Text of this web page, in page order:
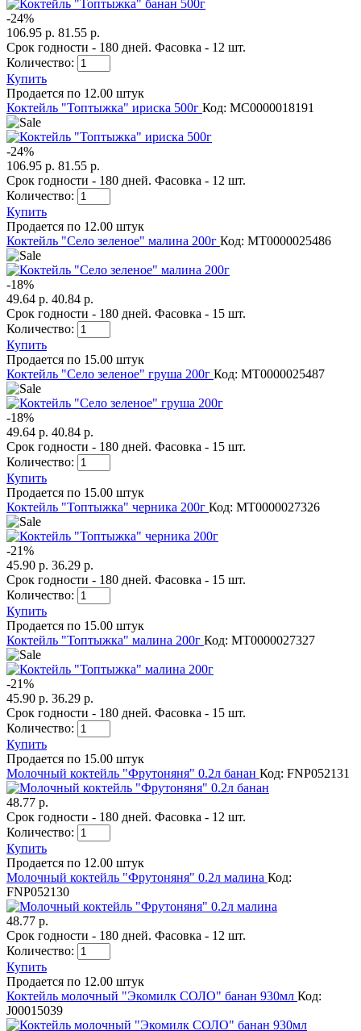
-24%
106.95 р. 81.55 р.
Срок годности - 180 дней. Фасовка - 12 шт.
Количество:
Купить
Продается по 12.00 штук
Коктейль "Топтыжка" ириска 500г Код: MС0000018191
-24%
106.95 р. 81.55 р.
Срок годности - 180 дней. Фасовка - 12 шт.
Количество:
Купить
Продается по 12.00 штук
Коктейль "Село зеленое" малина 200г Код: MТ0000025486
-18%
49.64 р. 40.84 р.
Срок годности - 180 дней. Фасовка - 15 шт.
Количество:
Купить
Продается по 15.00 штук
Коктейль "Село зеленое" груша 200г Код: MТ0000025487
-18%
49.64 р. 40.84 р.
Срок годности - 180 дней. Фасовка - 15 шт.
Количество:
Купить
Продается по 15.00 штук
Коктейль "Топтыжка" черника 200г Код: MT0000027326
-21%
45.90 р. 36.29 р.
Срок годности - 180 дней. Фасовка - 15 шт.
Количество:
Купить
Продается по 15.00 штук
Коктейль "Топтыжка" малина 200г Код: MT0000027327
-21%
45.90 р. 36.29 р.
Срок годности - 180 дней. Фасовка - 15 шт.
Количество:
Купить
Продается по 15.00 штук
Молочный коктейль "Фрутоняня" 0.2л банан Код: FNP052131
48.77 р.
Срок годности - 180 дней. Фасовка - 12 шт.
Количество:
Купить
Продается по 12.00 штук
Молочный коктейль "Фрутоняня" 0.2л малина Код:
FNP052130
48.77 р.
Срок годности - 180 дней. Фасовка - 12 шт.
Количество:
Купить
Продается по 12.00 штук
Коктейль молочный "Экомилк СОЛО" банан 930мл Код:
J00015039